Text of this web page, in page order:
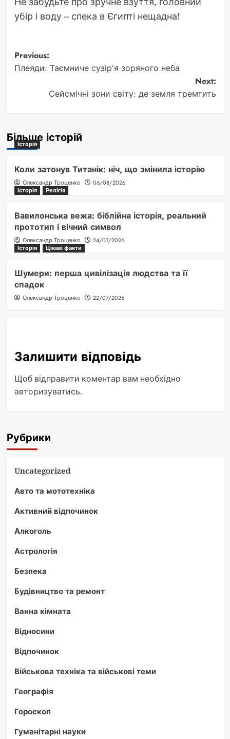
убір і воду – спека в Єгипті нещадна!
Post
navigation
Previous:
Плеяди: Таємниче сузір’я зоряного неба
Next:
Сейсмічні зони світу: де земля тремтить
Більше історій
Історія
Коли затонув Титанік: ніч, що змінила історію
Олександр Троценко
06/08/2026
Історія
Релігія
Вавилонська вежа: біблійна історія, реальний
прототип і вічний символ
Олександр Троценко
24/07/2026
Історія
Цікаві факти
Шумери: перша цивілізація людства та її
спадок
Олександр Троценко 22/07/2026
Залишити відповідь
Щоб відправити коментар вам необхідно
авторизуватись.
Рубрики
Uncategorized
Авто та мототехніка
Активний відпочинок
Алкоголь
Астрологія
Безпека
Будівництво та ремонт
Ванна кімната
Відносини
Відпочинок
Військова техніка та військові теми
Географія
Гороскоп
Гуманітарні науки